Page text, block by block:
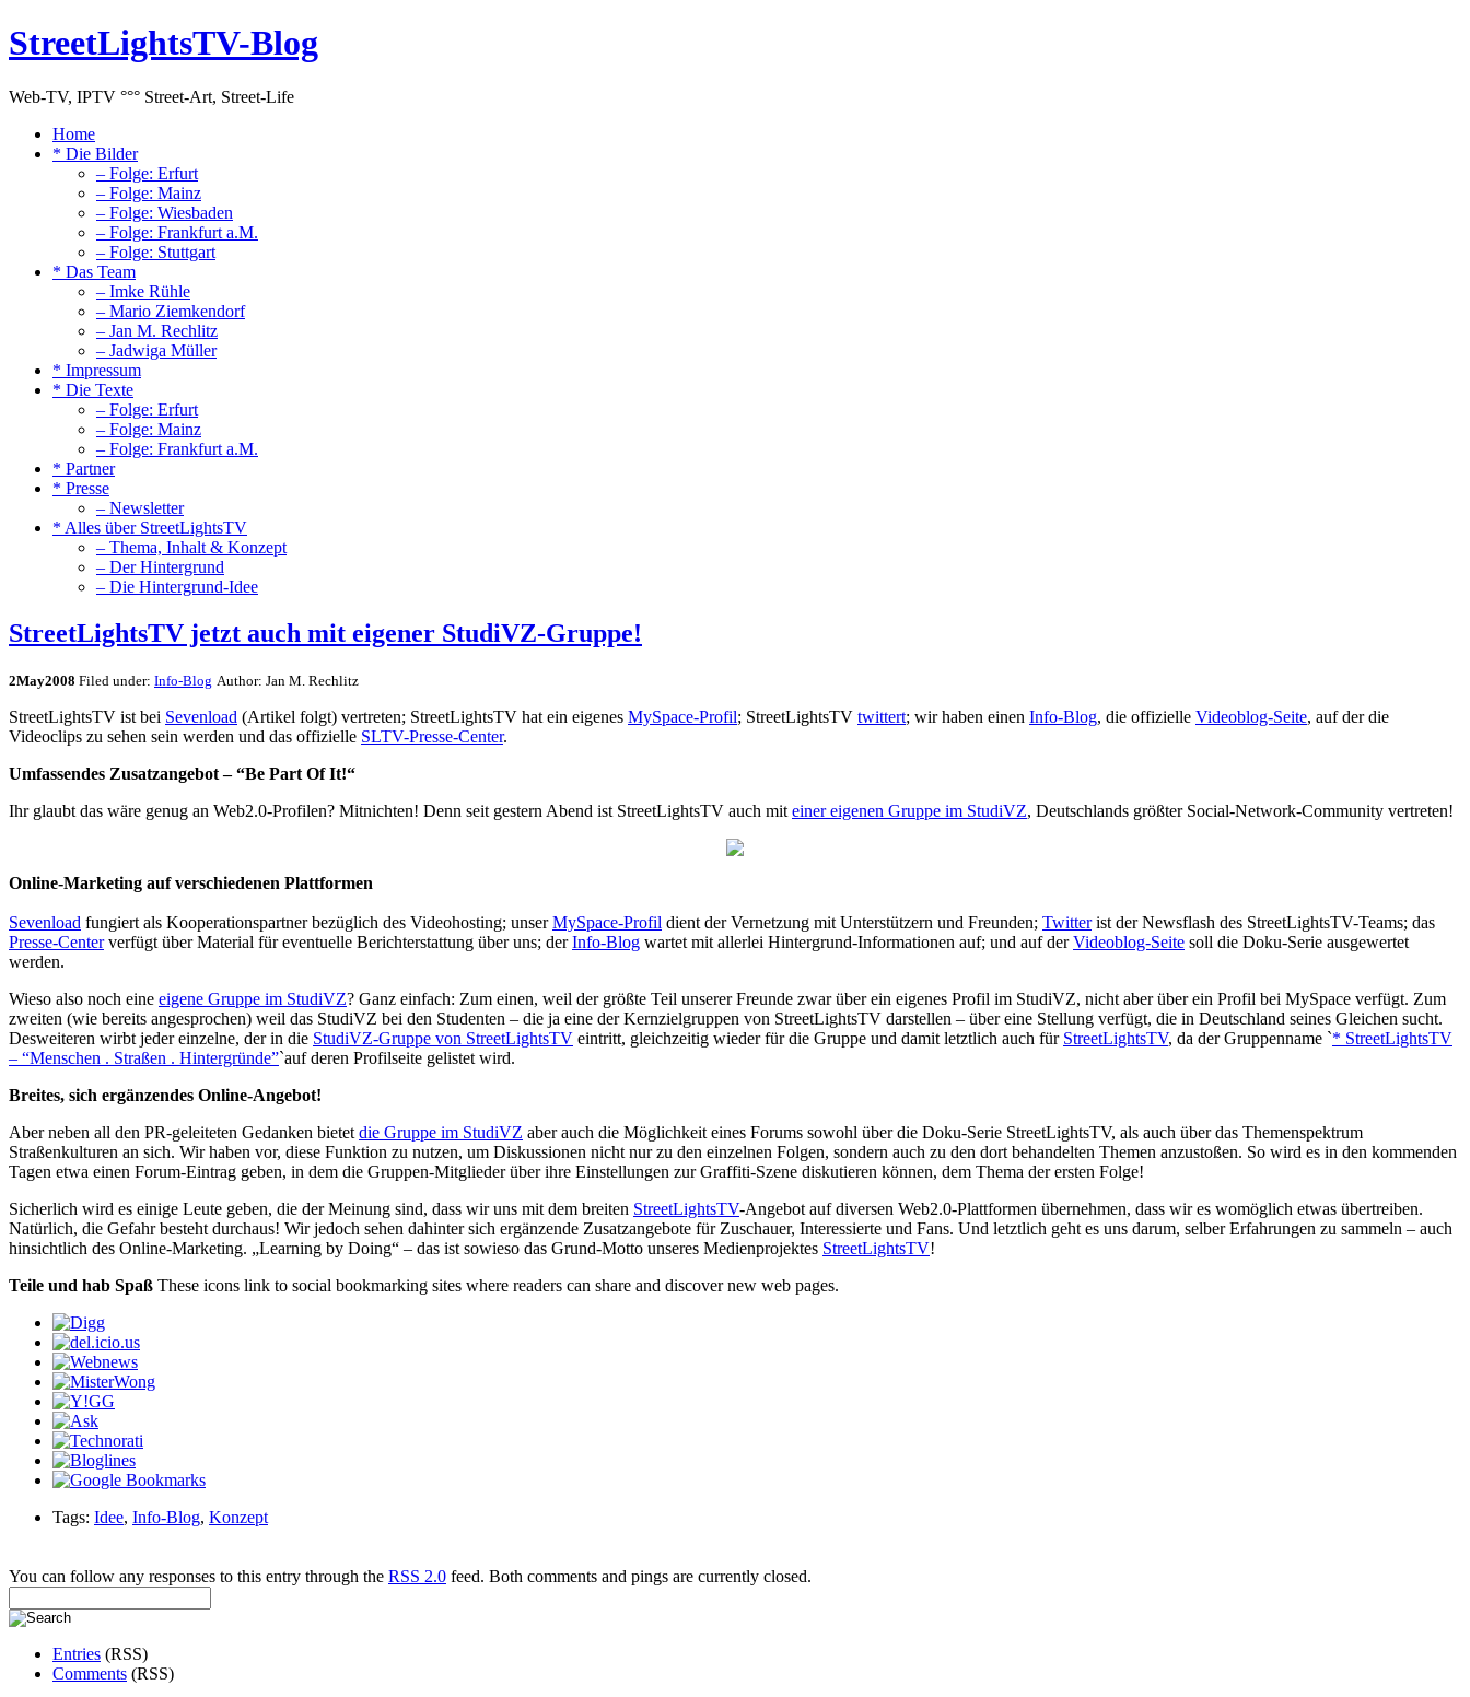
StreetLightsTV-Blog
Web-TV, IPTV °°° Street-Art, Street-Life
Home
* Die Bilder
– Folge: Erfurt
– Folge: Mainz
– Folge: Wiesbaden
– Folge: Frankfurt a.M.
– Folge: Stuttgart
* Das Team
– Imke Rühle
– Mario Ziemkendorf
– Jan M. Rechlitz
– Jadwiga Müller
* Impressum
* Die Texte
– Folge: Erfurt
– Folge: Mainz
– Folge: Frankfurt a.M.
* Partner
* Presse
– Newsletter
* Alles über StreetLightsTV
– Thema, Inhalt & Konzept
– Der Hintergrund
– Die Hintergrund-Idee
StreetLightsTV jetzt auch mit eigener StudiVZ-Gruppe!
2May2008 Filed under: Info-Blog Author: Jan M. Rechlitz
StreetLightsTV ist bei Sevenload (Artikel folgt) vertreten; StreetLightsTV hat ein eigenes MySpace-Profil; StreetLightsTV twittert; wir haben einen Info-Blog, die offizielle Videoblog-Seite, auf der die
Videoclips zu sehen sein werden und das offizielle SLTV-Presse-Center.
Umfassendes Zusatzangebot – “Be Part Of It!“
Ihr glaubt das wäre genug an Web2.0-Profilen? Mitnichten! Denn seit gestern Abend ist StreetLightsTV auch mit einer eigenen Gruppe im StudiVZ, Deutschlands größter Social-Network-Community vertreten!
Online-Marketing auf verschiedenen Plattformen
Sevenload fungiert als Kooperationspartner bezüglich des Videohosting; unserMySpace-Profil dient der Vernetzung mit Unterstützern und Freunden; Twitterist der Newsflash des StreetLightsTV-Teams; das
Presse-Centerverfügt über Material für eventuelle Berichterstattung über uns; derInfo-Blog wartet mit allerlei Hintergrund-Informationen auf; und auf derVideoblog-Seite soll die Doku-Serie ausgewertet
werden.
Wieso also noch eine eigene Gruppe im StudiVZ? Ganz einfach: Zum einen, weil der größte Teil unserer Freunde zwar über ein eigenes Profil im StudiVZ, nicht aber über ein Profil bei MySpace verfügt. Zum
zweiten (wie bereits angesprochen) weil das StudiVZ bei den Studenten – die ja eine der Kernzielgruppen von StreetLightsTV darstellen – über eine Stellung verfügt, die in Deutschland seines Gleichen sucht.
Desweiteren wirbt jeder einzelne, der in die StudiVZ-Gruppe von StreetLightsTV eintritt, gleichzeitig wieder für die Gruppe und damit letztlich auch für StreetLightsTV, da der Gruppenname `* StreetLightsTV
– “Menschen . Straßen . Hintergründe”`auf deren Profilseite gelistet wird.
Breites, sich ergänzendes Online-Angebot!
Aber neben all den PR-geleiteten Gedanken bietet die Gruppe im StudiVZ aber auch die Möglichkeit eines Forums sowohl über die Doku-Serie StreetLightsTV, als auch über das Themenspektrum
Straßenkulturen an sich. Wir haben vor, diese Funktion zu nutzen, um Diskussionen nicht nur zu den einzelnen Folgen, sondern auch zu den dort behandelten Themen anzustoßen. So wird es in den kommenden
Tagen etwa einen Forum-Eintrag geben, in dem die Gruppen-Mitglieder über ihre Einstellungen zur Graffiti-Szene diskutieren können, dem Thema der ersten Folge!
Sicherlich wird es einige Leute geben, die der Meinung sind, dass wir uns mit dem breiten StreetLightsTV-Angebot auf diversen Web2.0-Plattformen übernehmen, dass wir es womöglich etwas übertreiben.
Natürlich, die Gefahr besteht durchaus! Wir jedoch sehen dahinter sich ergänzende Zusatzangebote für Zuschauer, Interessierte und Fans. Und letztlich geht es uns darum, selber Erfahrungen zu sammeln – auch
hinsichtlich des Online-Marketing. „Learning by Doing“ – das ist sowieso das Grund-Motto unseres Medienprojektes StreetLightsTV!
Teile und hab Spaß These icons link to social bookmarking sites where readers can share and discover new web pages.
Tags: Idee, Info-Blog, Konzept
You can follow any responses to this entry through the RSS 2.0 feed. Both comments and pings are currently closed.
Entries (RSS)
Comments (RSS)